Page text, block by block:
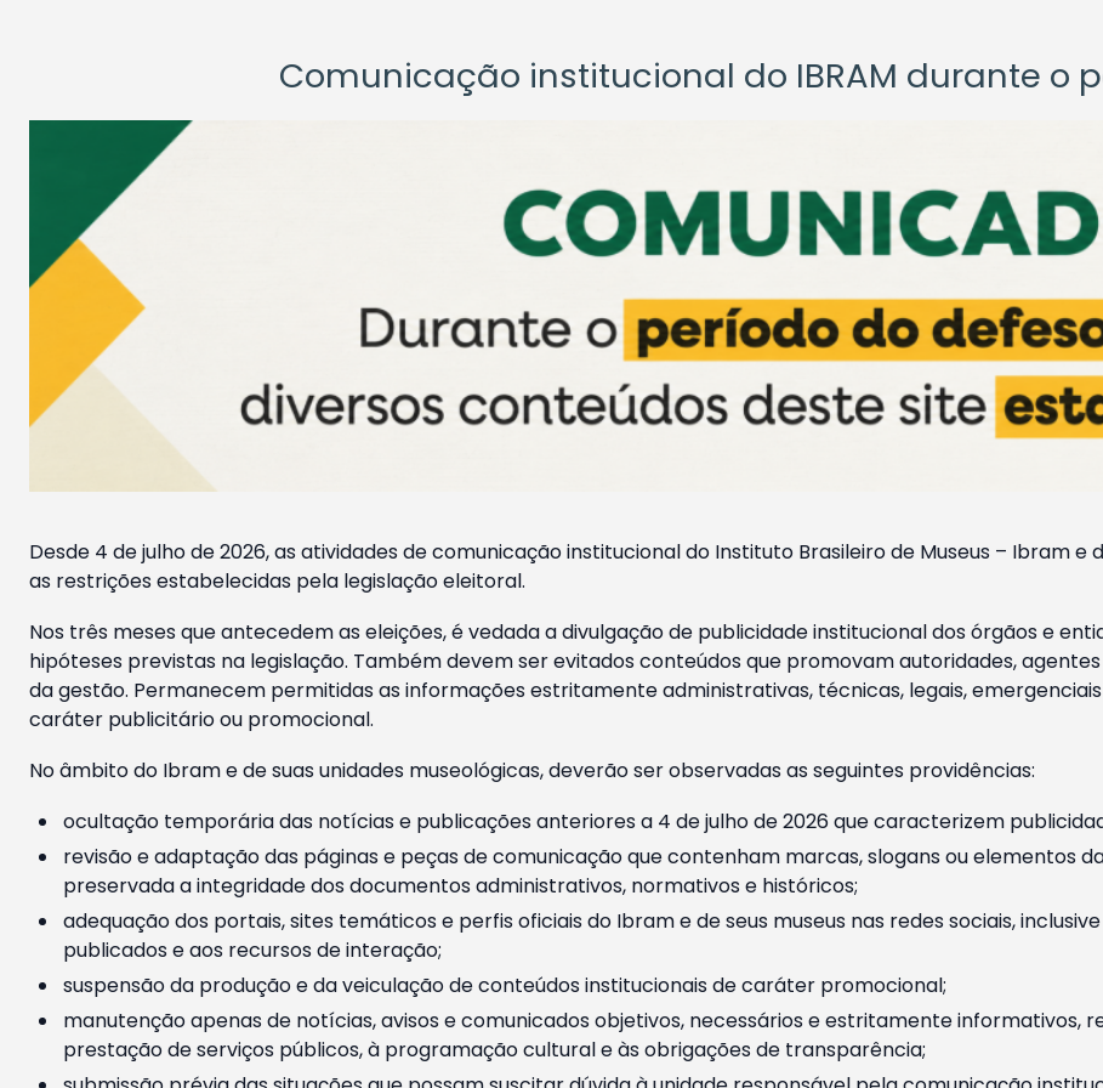
Comunicação institucional do IBRAM durante o
Desde 4 de julho de 2026, as atividades de comunicação institucional do Instituto Brasileiro de Museus – Ibram
as restrições estabelecidas pela legislação eleitoral.
Nos três meses que antecedem as eleições, é vedada a divulgação de publicidade institucional dos órgãos e
hipóteses previstas na legislação. Também devem ser evitados conteúdos que promovam autoridades,
da gestão. Permanecem permitidas as informações estritamente administrativas, técnicas, legais,
caráter publicitário ou promocional.
No âmbito do Ibram e de suas unidades museológicas, deverão ser observadas as seguintes providências:
ocultação temporária das notícias e publicações anteriores a 4 de julho de 2026 que caracterizem
revisão e adaptação das páginas e peças de comunicação que contenham marcas, slogans ou elementos
preservada a integridade dos documentos administrativos, normativos e históricos;
adequação dos portais, sites temáticos e perfis oficiais do Ibram e de seus museus nas redes sociais,
publicados e aos recursos de interação;
suspensão da produção e da veiculação de conteúdos institucionais de caráter promocional;
manutenção apenas de notícias, avisos e comunicados objetivos, necessários e estritamente informativos,
prestação de serviços públicos, à programação cultural e às obrigações de transparência;